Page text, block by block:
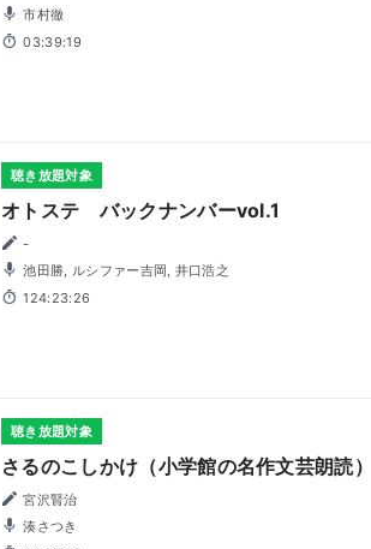
市村徹
03:39:19
聴き放題対象
オトステ バックナンバーvol.1
-
池田勝, ルシファー吉岡, 井口浩之
124:23:26
聴き放題対象
さるのこしかけ（小学館の名作文芸朗読）
宮沢賢治
湊さつき